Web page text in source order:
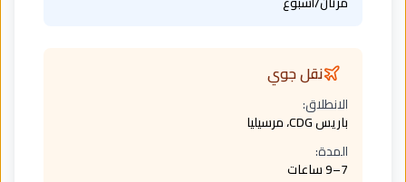
نقل جوي
الانطلاق:
باريس CDG، مرسيليا
المدة:
7–9 ساعات